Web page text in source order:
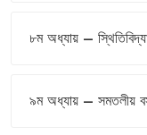
৮ম অধ্যায় –
৯ম অধ্যায় – সমতলীয়